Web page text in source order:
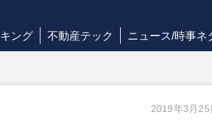
ング 不動産テック ニュース/時事ネ
2019年3月25